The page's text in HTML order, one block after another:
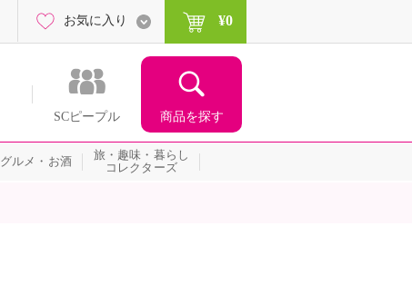
SCピープル 商品を探す
お気に入り ¥0
グルメ・お酒
旅・趣味・暮らし
コレクターズ